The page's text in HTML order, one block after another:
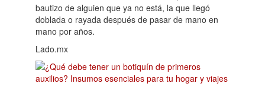
bautizo de alguien que ya no está, la que llegó
doblada o rayada después de pasar de mano en
mano por años.
Lado.mx